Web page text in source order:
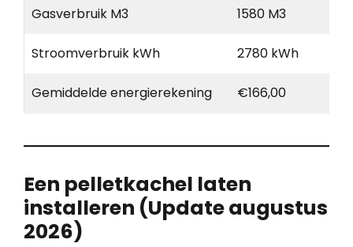
Gasverbruik M3 1580 M3
Stroomverbruik kWh 2780 kWh
Gemiddelde energierekening €166,00
Een pelletkachel laten
installeren (Update augustus
2026)